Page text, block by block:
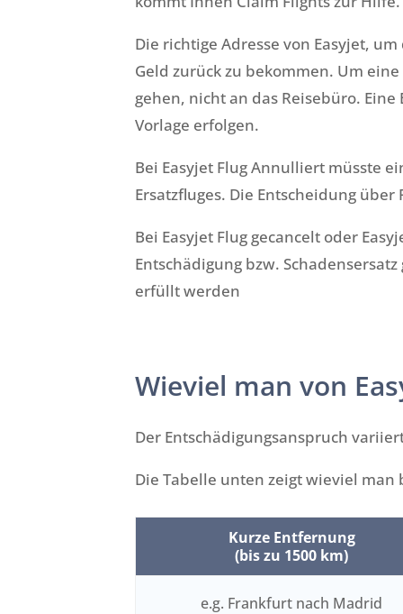
Die richtige Adresse von Easyjet,
Geld zurück zu bekommen. Um
gehen, nicht an das Reisebüro.
Vorlage erfolgen.
Bei Easyjet Flug Annulliert müsste
Ersatzfluges. Die Entscheidung
Bei Easyjet Flug gecancelt oder
Entschädigung bzw.
erfüllt werden
Wieviel man von
Der Entschädigungsanspruch
Die Tabelle unten zeigt wieviel
Kurze Entfernung
(bis zu 1500 km)
e.g. Frankfurt nach Madrid